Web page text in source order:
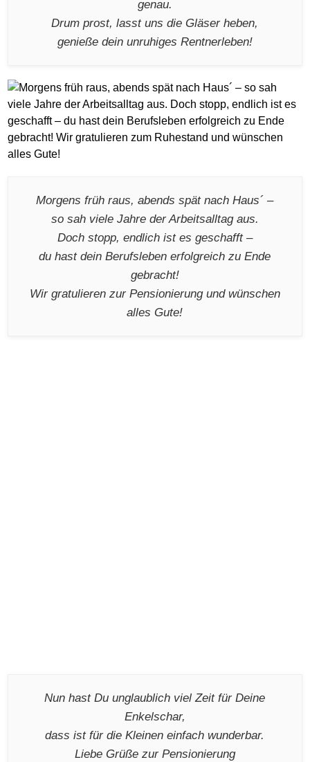
genau.
Drum prost, lasst uns die Gläser heben,
genieße dein unruhiges Rentnerleben!
Morgens früh raus, abends spät nach Haus´ –
so sah viele Jahre der Arbeitsalltag aus.
Doch stopp, endlich ist es geschafft –
du hast dein Berufsleben erfolgreich zu Ende
gebracht!
Wir gratulieren zur Pensionierung und wünschen
alles Gute!
Nun hast Du unglaublich viel Zeit für Deine
Enkelschar,
dass ist für die Kleinen einfach wunderbar.
Liebe Grüße zur Pensionierung